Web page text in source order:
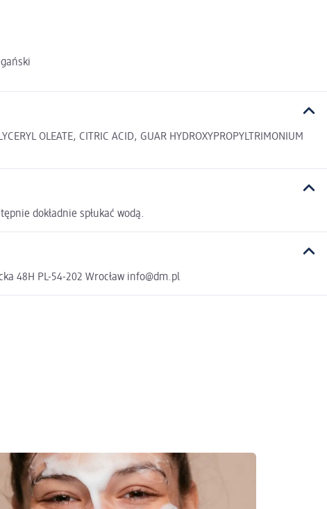
OLEATE, CITRIC ACID, GUAR HYDROXYPROPYLTRIMONIUM
dokładnie spłukać wodą.
48H PL-54-202 Wrocław info@dm.pl